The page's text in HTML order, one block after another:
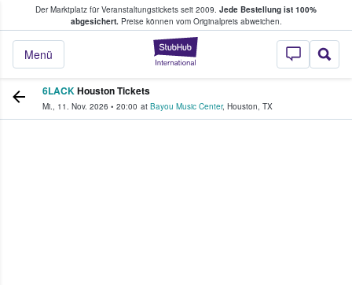
Der Marktplatz für Veranstaltungstickets seit 2009. Jede Bestellung ist 100%
abgesichert.Preise können vom Originalpreis abweichen.
StubHub - Wo
Menü
Tickets kaufen & verkaufen
6LACKHouston Tickets
Mi., 11. Nov. 2026 • 20:00 at Bayou Music Center, Houston, TX